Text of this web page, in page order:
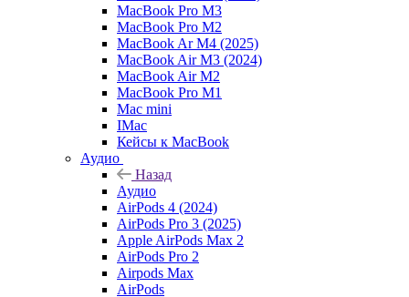
MacBook Pro M3
MacBook Pro M2
MacBook Ar M4 (2025)
MacBook Air M3 (2024)
MacBook Air M2
MacBook Pro M1
Mac mini
IMac
Кейсы к MacBook
Аудио
Назад
Аудио
AirPods 4 (2024)
AirPods Pro 3 (2025)
Apple AirPods Max 2
AirPods Pro 2
Airpods Max
AirPods